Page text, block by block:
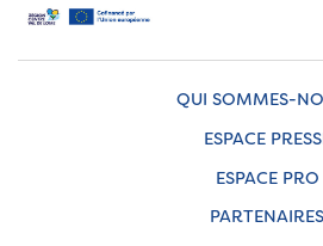
QUI SOMMES-
ESPACE
ESPACE PRO
PARTENAIRES